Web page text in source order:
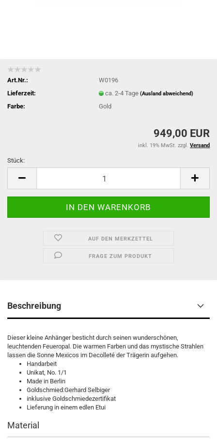
Art.Nr.:
W0196
Lieferzeit:
ca. 2-4 Tage(Ausland abweichend)
Farbe: Gold
949,00 EUR
inkl. 19% MwSt. zzgl. Versand
Stück:
AUF DEN MERKZETTEL
FRAGE ZUM PRODUKT
Beschreibung
Dieser kleine Anhänger besticht durch seinen wunderschönen,
leuchtenden Feueropal. Die warmen Farben und das mystische Strahlen
lassen die Sonne Mexicos im Decolleté der Trägerin aufgehen.
Handarbeit
Unikat, No. 1/1
Made in Berlin
Goldschmied:Gerhard Selbiger
inklusive Goldschmiedezertifikat
Lieferung in einem edlen Etui
Material